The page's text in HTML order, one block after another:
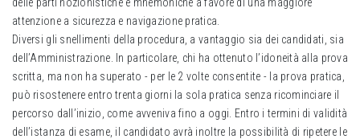
attenzione a sicurezza e navigazione pratica.
Diversi gli snellimenti della procedura, a vantaggio sia dei candidati, sia
dell’Amministrazione. In particolare, chi ha ottenuto l’idoneità alla prova
scritta, ma non ha superato - per le 2 volte consentite - la prova pratica,
può risostenere entro trenta giorni la sola pratica senza ricominciare il
percorso dall’inizio, come avveniva fino a oggi. Entro i termini di validità
dell’istanza di esame, il candidato avrà inoltre la possibilità di ripetere le